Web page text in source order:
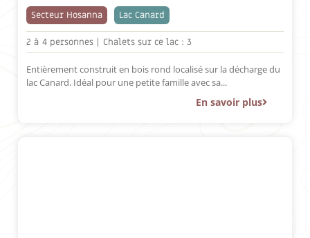
Secteur Hosanna Lac Canard
2 à 4 personnes | Chalets sur ce lac : 3
Entièrement construit en bois rond localisé sur la décharge du
lac Canard. Idéal pour une petite famille avec sa...
En savoir plus